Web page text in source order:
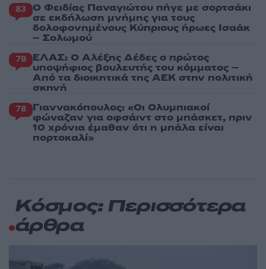
83 Ο Φειδίας Παναγιώτου πήγε με σορτσάκι
σε εκδήλωση μνήμης για τους
δολοφονημένους Κύπριους ήρωες Ισαάκ
– Σολωμού
79 ΕΛΑΣ: Ο Αλέξης Δέδες ο πρώτος
υποψήφιος βουλευτής του κόμματος –
Από τα διοικητικά της ΑΕΚ στην πολιτική
σκηνή
78 Γιαννακόπουλος: «Οι Ολυμπιακοί
φώναζαν για οφσάιντ στο μπάσκετ, πριν
10 χρόνια έμαθαν ότι η μπάλα είναι
πορτοκαλί»
Κόσμος: Περισσότερα
άρθρα